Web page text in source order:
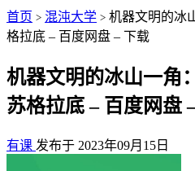
首页 > 混沌大学 > 机器文明的冰
格拉底 – 百度网盘 – 下载
机器文明的冰山一角
苏格拉底 – 百度网盘
有课 发布于 2023年09月15日